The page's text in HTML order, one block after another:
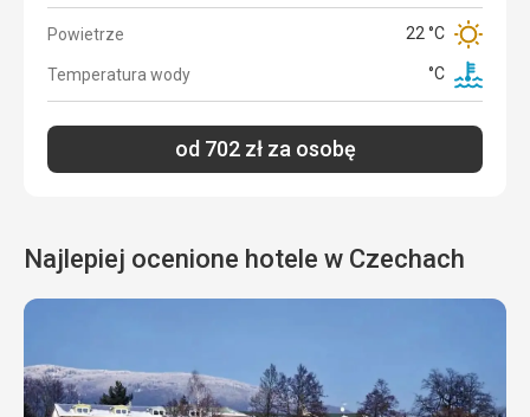
Powietrze 22 °C
Temperatura wody °C
od 702zł za osobę
od
1 007zł
za osobę
Najlepiej ocenione hotele w Czechach